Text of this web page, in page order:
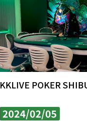
KKLIVE POKER
2024/02/05